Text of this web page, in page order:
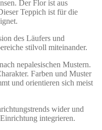
Der Flor ist aus
Teppich ist für die
des Läufers und
stilvoll miteinander.
nepalesischen Mustern.
Farben und Muster
und orientieren sich meist
wider und
integrieren.